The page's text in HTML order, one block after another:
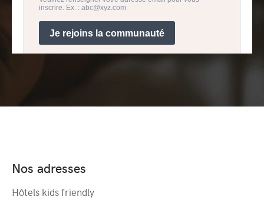
Nos adresses
Hôtels kids friendly